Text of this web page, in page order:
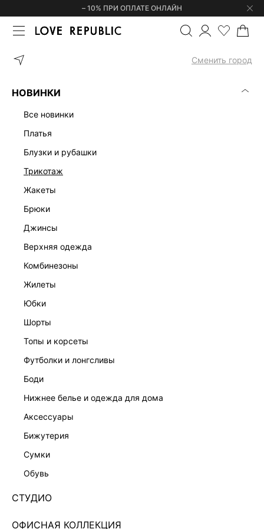
– 10% ПРИ ОПЛАТЕ ОНЛАЙН
Сменить город
НОВИНКИ
все новинки
платья
блузки и рубашки
трикотаж
жакеты
брюки
джинсы
верхняя одежда
комбинезоны
жилеты
юбки
шорты
топы и корсеты
футболки и лонгсливы
боди
нижнее белье и одежда для дома
аксессуары
бижутерия
сумки
обувь
СТУДИО
ОФИСНАЯ КОЛЛЕКЦИЯ
ГЛАВНАЯ СЕРЬГИ СО СТРАЗАМИ
Нет в наличии
ЦВЕТ:ЖЕЛТЫЙ